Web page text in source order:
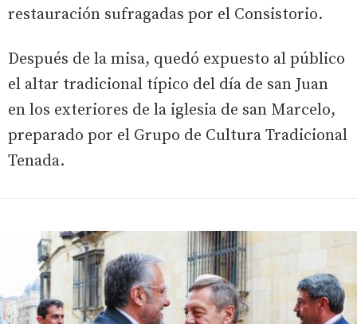
restauración sufragadas por el Consistorio.
Después de la misa, quedó expuesto al público
el altar tradicional típico del día de san Juan
en los exteriores de la iglesia de san Marcelo,
preparado por el Grupo de Cultura Tradicional
Tenada.